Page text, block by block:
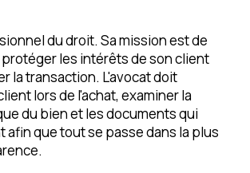
du droit. Sa mission est de
les intérêts de son client
la transaction. L'avocat doit
lors de l'achat, examiner la
du bien et les documents qui
afin que tout se passe dans la plus